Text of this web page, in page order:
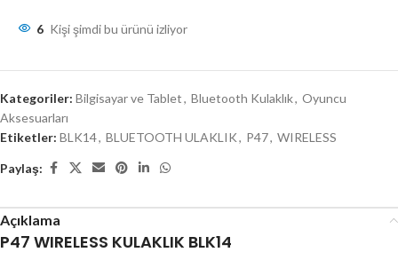
6 Kişi şimdi bu ürünü izliyor
Kategoriler: Bilgisayar ve Tablet, Bluetooth Kulaklık, Oyuncu
Aksesuarları
Etiketler: BLK14, BLUETOOTH ULAKLIK, P47, WIRELESS
Paylaş:
Açıklama
P47 WIRELESS KULAKLIK BLK14